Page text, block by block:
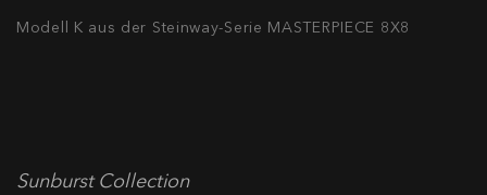
Modell K aus der Steinway-Serie MASTERPIECE 8X8
Sunburst Collection